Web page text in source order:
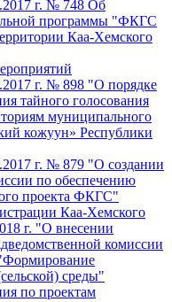
г. № 748 Об
программы "ФКГС
Каа-Хемского
г. № 898 "О порядке
тайного голосования
муниципального
кожуун» Республики
г. № 879 "О создании
по обеспечению
проекта ФКГС"
Каа-Хемского
г. "О внесении
комиссии
среды"
по проектам